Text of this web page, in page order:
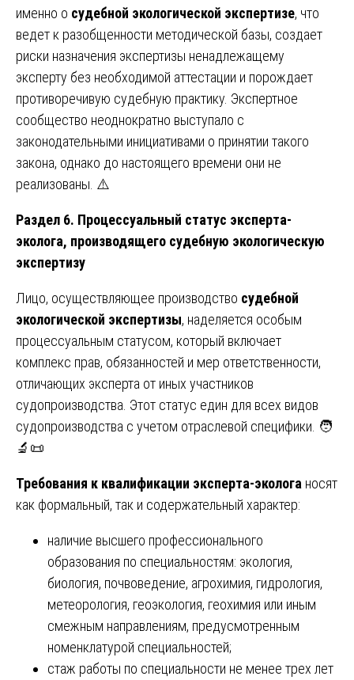
именно о судебной экологической экспертизе, что
ведет к разобщенности методической базы, создает
риски назначения экспертизы ненадлежащему
эксперту без необходимой аттестации и порождает
противоречивую судебную практику. Экспертное
сообщество неоднократно выступало с
законодательными инициативами о принятии такого
закона, однако до настоящего времени они не
реализованы. ⚠️
Раздел 6. Процессуальный статус эксперта-
эколога, производящего судебную экологическую
экспертизу
Лицо, осуществляющее производство судебной
экологической экспертизы, наделяется особым
процессуальным статусом, который включает
комплекс прав, обязанностей и мер ответственности,
отличающих эксперта от иных участников
судопроизводства. Этот статус един для всех видов
судопроизводства с учетом отраслевой специфики. 🧑
🔬📜
Требования к квалификации эксперта-эколога носят
как формальный, так и содержательный характер:
наличие высшего профессионального
образования по специальностям: экология,
биология, почвоведение, агрохимия, гидрология,
метеорология, геоэкология, геохимия или иным
смежным направлениям, предусмотренным
номенклатурой специальностей;
стаж работы по специальности не менее трех лет